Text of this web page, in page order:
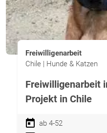
Freiwilligenarbeit
Chile | Hunde & Katzen
Freiwilligenarbeit
Projekt in Chile
ab 4-52